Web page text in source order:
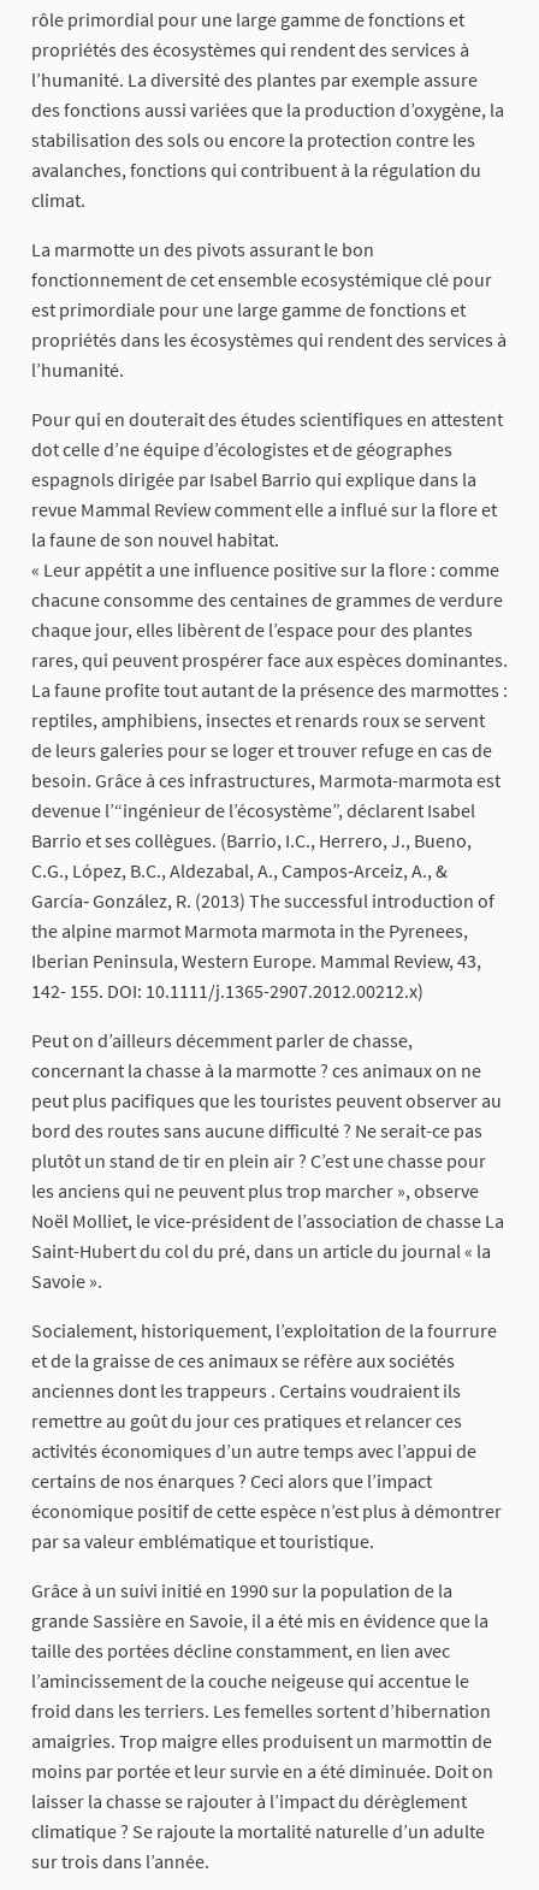
rôle primordial pour une large gamme de fonctions et
propriétés des écosystèmes qui rendent des services à
l’humanité. La diversité des plantes par exemple assure
des fonctions aussi variées que la production d’oxygène, la
stabilisation des sols ou encore la protection contre les
avalanches, fonctions qui contribuent à la régulation du
climat.
La marmotte un des pivots assurant le bon
fonctionnement de cet ensemble ecosystémique clé pour
est primordiale pour une large gamme de fonctions et
propriétés dans les écosystèmes qui rendent des services à
l’humanité.
Pour qui en douterait des études scientifiques en attestent
dot celle d’ne équipe d’écologistes et de géographes
espagnols dirigée par Isabel Barrio qui explique dans la
revue Mammal Review comment elle a influé sur la flore et
la faune de son nouvel habitat.
« Leur appétit a une influence positive sur la flore : comme
chacune consomme des centaines de grammes de verdure
chaque jour, elles libèrent de l’espace pour des plantes
rares, qui peuvent prospérer face aux espèces dominantes.
La faune profite tout autant de la présence des marmottes :
reptiles, amphibiens, insectes et renards roux se servent
de leurs galeries pour se loger et trouver refuge en cas de
besoin. Grâce à ces infrastructures, Marmota-marmota est
devenue l’“ingénieur de l’écosystème”, déclarent Isabel
Barrio et ses collègues. (Barrio, I.C., Herrero, J., Bueno,
C.G., López, B.C., Aldezabal, A., Campos‐Arceiz, A., &
García‐ González, R. (2013) The successful introduction of
the alpine marmot Marmota marmota in the Pyrenees,
Iberian Peninsula, Western Europe. Mammal Review, 43,
142- 155. DOI: 10.1111/j.1365-2907.2012.00212.x)
Peut on d’ailleurs décemment parler de chasse,
concernant la chasse à la marmotte ? ces animaux on ne
peut plus pacifiques que les touristes peuvent observer au
bord des routes sans aucune difficulté ? Ne serait-ce pas
plutôt un stand de tir en plein air ? C’est une chasse pour
les anciens qui ne peuvent plus trop marcher », observe
Noël Molliet, le vice-président de l’association de chasse La
Saint-Hubert du col du pré, dans un article du journal « la
Savoie ».
Socialement, historiquement, l’exploitation de la fourrure
et de la graisse de ces animaux se réfère aux sociétés
anciennes dont les trappeurs . Certains voudraient ils
remettre au goût du jour ces pratiques et relancer ces
activités économiques d’un autre temps avec l’appui de
certains de nos énarques ? Ceci alors que l’impact
économique positif de cette espèce n’est plus à démontrer
par sa valeur emblématique et touristique.
Grâce à un suivi initié en 1990 sur la population de la
grande Sassière en Savoie, il a été mis en évidence que la
taille des portées décline constamment, en lien avec
l’amincissement de la couche neigeuse qui accentue le
froid dans les terriers. Les femelles sortent d’hibernation
amaigries. Trop maigre elles produisent un marmottin de
moins par portée et leur survie en a été diminuée. Doit on
laisser la chasse se rajouter à l’impact du dérèglement
climatique ? Se rajoute la mortalité naturelle d’un adulte
sur trois dans l’année.